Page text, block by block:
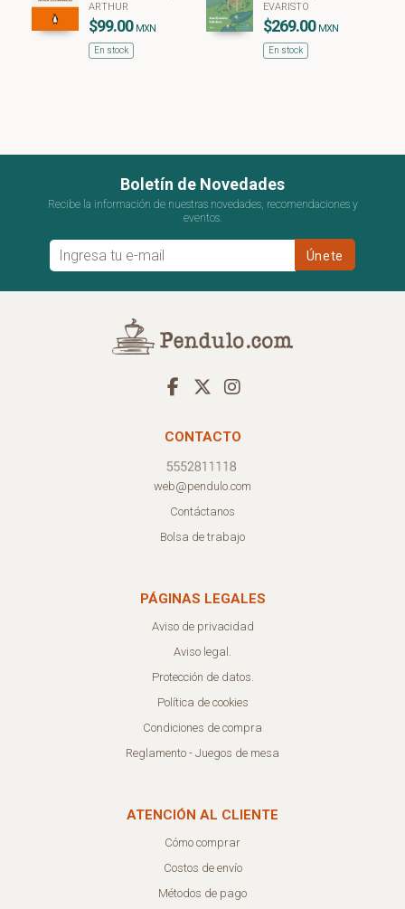
ARTHUR
$99.00 MXN
En stock
EVARISTO
$269.00 MXN
En stock
Boletín de Novedades
Recibe la información de nuestras novedades, recomendaciones y
eventos.
CONTACTO
web@pendulo.com
Contáctanos
Bolsa de trabajo
PÁGINAS LEGALES
Aviso de privacidad
Aviso legal.
Protección de datos.
Política de cookies
Condiciones de compra
Reglamento - Juegos de mesa
ATENCIÓN AL CLIENTE
Cómo comprar
Costos de envío
Métodos de pago